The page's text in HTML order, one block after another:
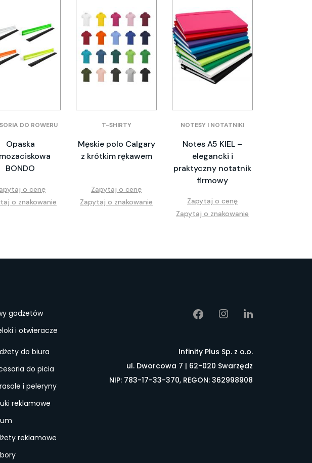
DO ROWERU
Opaska
BONDO
o cenę
o znakowanie
T-SHIRTY
Męskie polo Calgary
z krótkim rękawem
Zapytaj o cenę
Zapytaj o znakowanie
NOTESY I NOTATNIKI
Notes A5 KIEL –
elegancki i
praktyczny notatnik
firmowy
Zapytaj o cenę
Zapytaj o znakowanie
gadżetów
i otwieracze
do biura
do picia
i peleryny
reklamowe
reklamowe
Infinity Plus Sp. z o.o.
ul. Dworcowa 7 | 62-020 Swarzędz
NIP: 783-17-33-370, REGON: 362998908